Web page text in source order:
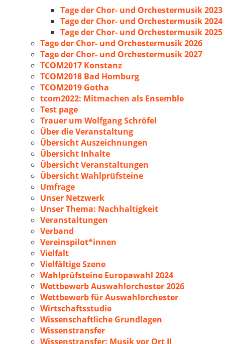
Tage der Chor- und Orchestermusik 2023
Tage der Chor- und Orchestermusik 2024
Tage der Chor- und Orchestermusik 2025
Tage der Chor- und Orchestermusik 2026
Tage der Chor- und Orchestermusik 2027
TCOM2017 Konstanz
TCOM2018 Bad Homburg
TCOM2019 Gotha
tcom2022: Mitmachen als Ensemble
Test page
Trauer um Wolfgang Schröfel
Über die Veranstaltung
Übersicht Auszeichnungen
Übersicht Inhalte
Übersicht Veranstaltungen
Übersicht Wahlprüfsteine
Umfrage
Unser Netzwerk
Unser Thema: Nachhaltigkeit
Veranstaltungen
Verband
Vereinspilot*innen
Vielfalt
Vielfältige Szene
Wahlprüfsteine Europawahl 2024
Wettbewerb Auswahlorchester 2026
Wettbewerb für Auswahlorchester
Wirtschaftsstudie
Wissenschaftliche Grundlagen
Wissenstransfer
Wissenstransfer: Musik vor Ort II